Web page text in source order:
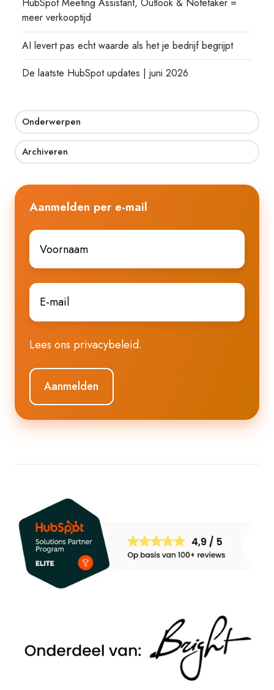
HubSpot Meeting Assistant, Outlook & Notetaker =
meer verkooptijd
AI levert pas echt waarde als het je bedrijf begrijpt
De laatste HubSpot updates | juni 2026
Onderwerpen
Archiveren
Aanmelden per e-mail
Voornaam
E-
mail*
Lees ons privacybeleid.